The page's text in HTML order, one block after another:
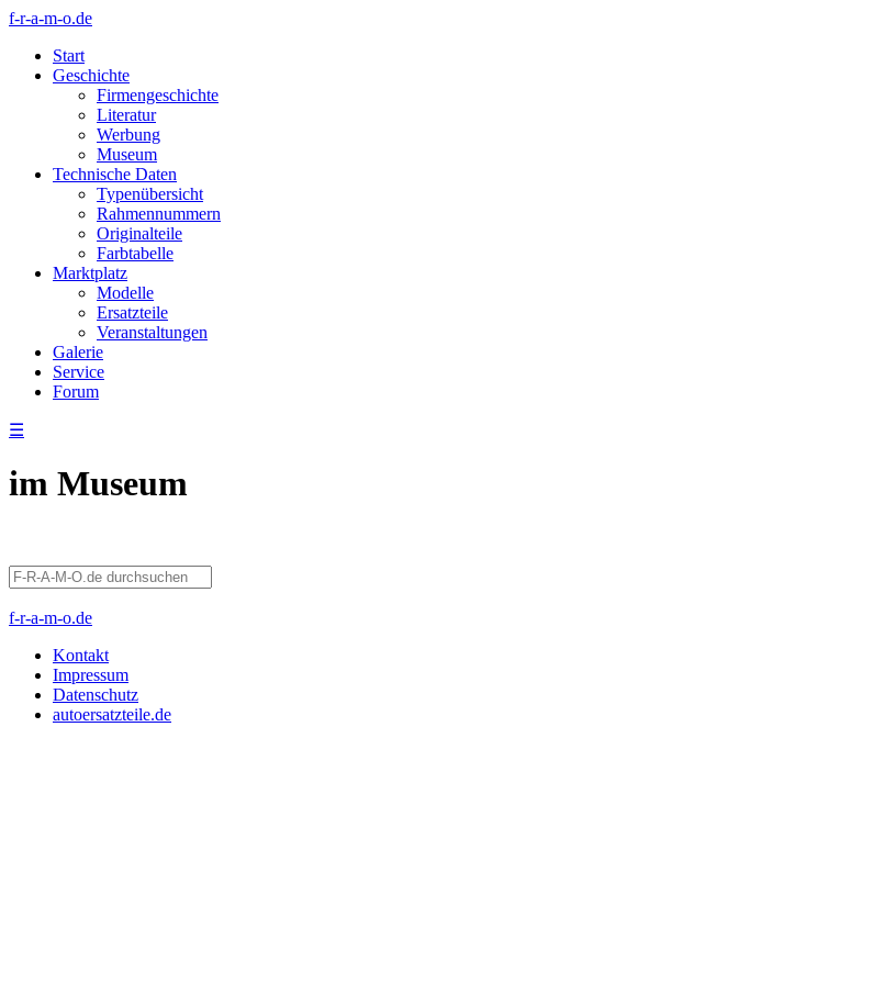
f-r-a-m-o.de
Start
Geschichte
Firmengeschichte
Literatur
Werbung
Museum
Technische Daten
Typenübersicht
Rahmennummern
Originalteile
Farbtabelle
Marktplatz
Modelle
Ersatzteile
Veranstaltungen
Galerie
Service
Forum
☰
im Museum
f-r-a-m-o.de
Kontakt
Impressum
Datenschutz
autoersatzteile.de